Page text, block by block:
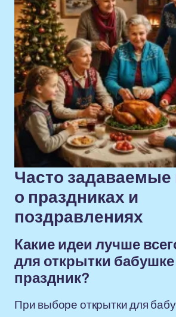
Часто
о праздниках и
поздравлениях
Какие идеи лучше
для открытки
праздник?
При выборе открытки для